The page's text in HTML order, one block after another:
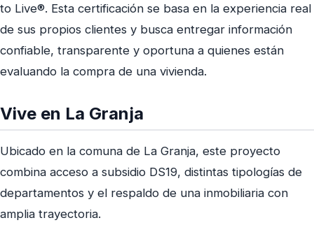
to Live®. Esta certificación se basa en la experiencia real
de sus propios clientes y busca entregar información
confiable, transparente y oportuna a quienes están
evaluando la compra de una vivienda.
Vive en La Granja
Ubicado en la comuna de La Granja, este proyecto
combina acceso a subsidio DS19, distintas tipologías de
departamentos y el respaldo de una inmobiliaria con
amplia trayectoria.